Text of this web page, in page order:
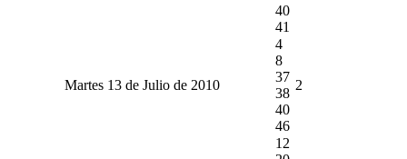
40
41
Martes 13 de Julio de 2010
4
8
37
38
40
46
2
12